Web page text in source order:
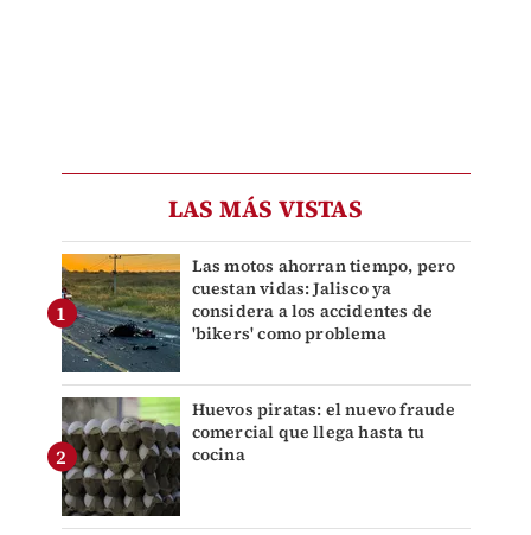
LAS MÁS VISTAS
Las motos ahorran tiempo, pero
cuestan vidas: Jalisco ya
considera a los accidentes de
'bikers' como problema
Huevos piratas: el nuevo fraude
comercial que llega hasta tu
cocina